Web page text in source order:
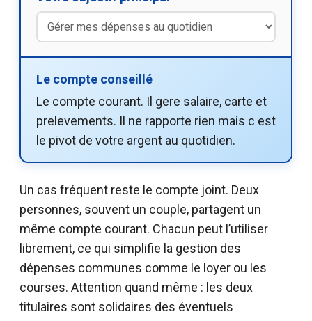
Le compte conseillé
Le compte courant. Il gere salaire, carte et
prelevements. Il ne rapporte rien mais c est
le pivot de votre argent au quotidien.
Un cas fréquent reste le compte joint. Deux
personnes, souvent un couple, partagent un
même compte courant. Chacun peut l’utiliser
librement, ce qui simplifie la gestion des
dépenses communes comme le loyer ou les
courses. Attention quand même : les deux
titulaires sont solidaires des éventuels